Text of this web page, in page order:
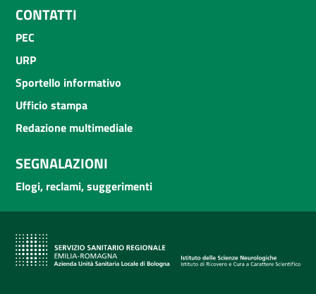
CONTATTI
PEC
URP
Sportello informativo
Ufficio stampa
Redazione multimediale
SEGNALAZIONI
Elogi, reclami, suggerimenti